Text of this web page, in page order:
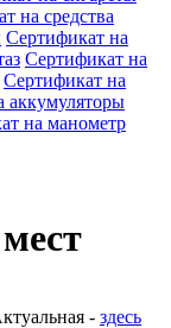
на средства
Сертификат на
Сертификат на
Сертификат на
аккумуляторы
на манометр
- здесь